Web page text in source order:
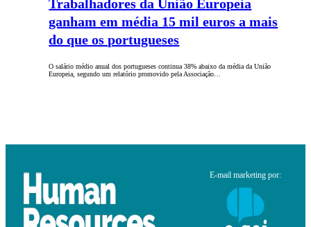
Trabalhadores da União Europeia
ganham em média 15 mil euros a mais
do que os portugueses
O salário médio anual dos portugueses continua 38% abaixo da média da União
Europeia, segundo um relatório promovido pela Associação…
E-mail marketing por: